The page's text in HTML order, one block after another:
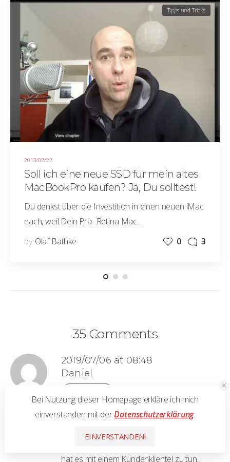
2013/02/22
Tipps und Tricks
Soll ich eine neue SSD für mein altes
MacBookPro kaufen? Ja, Du solltest!
Du denkst über die Investition in einen neuen iMac
nach, weil Dein Prä- Retina Mac…
by Olaf Bathke 0 3
35 Comments
2019/07/06 at 08:48
Daniel
Ich danke Ihnen für den interessanten
hat es mit einem Kundenklientel zu tun,
Bei Nutzung dieser Homepage erkläre ich mich
einverstanden mit derDatenschutzerklärung.
EINVERSTANDEN!